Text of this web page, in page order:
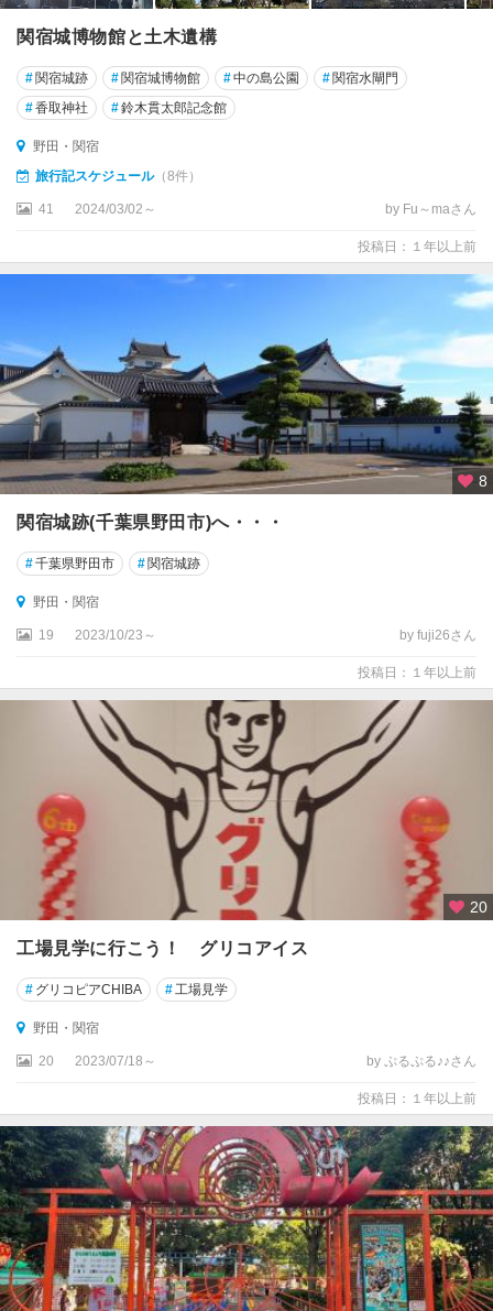
関宿城博物館と土木遺構
# 関宿城跡 # 関宿城博物館 #中の島公園 # 関宿水閘門
#香取神社 #鈴木貫太郎記念館
野田・関宿
旅行記スケジュール（8件）
41 2024/03/02～ by Fu～maさん
投稿日：１年以上前
8
関宿城跡(千葉県野田市)へ・・・
#千葉県野田市 # 関宿城跡
野田・関宿
19 2023/10/23～ by fuji26さん
投稿日：１年以上前
20
工場見学に行こう！ グリコアイス
# グリコピアCHIBA #工場見学
野田・関宿
20 2023/07/18～ by ぷるぷる♪♪さん
投稿日：１年以上前